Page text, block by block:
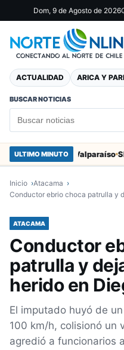
Dom, 9 de Agosto de 2026
ACTUALIDAD ARICA Y
BUSCAR NOTICIAS
ULTIMO MINUTO
Marcos en Valparaíso
Inicio
Atacama
Conductor ebrio choca patrulla y
ATACAMA
Conductor
patrulla y
herido en
El imputado huyó de
100 km/h, colisionó un
agredió a funcionarios